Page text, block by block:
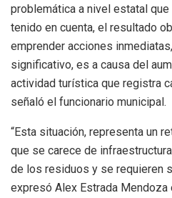
problemática a nivel estatal que
tenido en cuenta, el resultado
emprender acciones
significativo, es a causa del
actividad turística que registra
señaló el funcionario municipal.
“Esta situación, representa un
que se carece de
de los residuos y se requieren
expresó Alex Estrada Mendoza